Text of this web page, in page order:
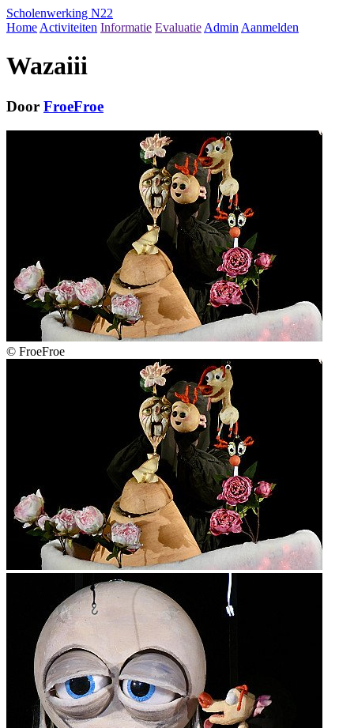
Scholenwerking N22
Home Activiteiten Informatie Evaluatie Admin Aanmelden
Wazaiii
Door FroeFroe
© FroeFroe